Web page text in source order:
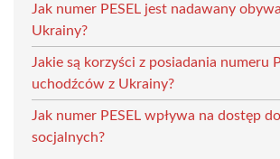
Jak numer PESEL jest nadawany
Ukrainy?
Jakie są korzyści z posiadania numeru
uchodźców z Ukrainy?
Jak numer PESEL wpływa na dostęp
socjalnych?